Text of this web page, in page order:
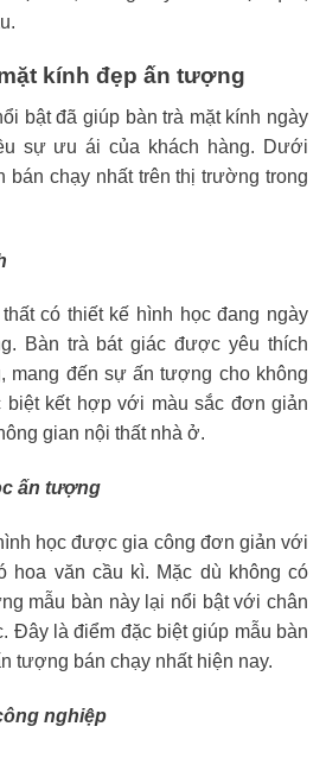
kính đẹp ấn tượng
bật đã giúp bàn trà mặt kính ngày
sự ưu ái của khách hàng. Dưới
bán chạy nhất trên thị trường trong
có thiết kế hình học đang ngày
Bàn trà bát giác được yêu thích
mang đến sự ấn tượng cho không
biệt kết hợp với màu sắc đơn giản
gian nội thất nhà ở.
ấn tượng
học được gia công đơn giản với
hoa văn cầu kì. Mặc dù không có
mẫu bàn này lại nổi bật với chân
Đây là điểm đặc biệt giúp mẫu bàn
tượng bán chạy nhất hiện nay.
nghiệp